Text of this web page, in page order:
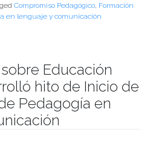
Compromiso Pedagógico, Formación
en lenguaje y comunicación
Educación
hito de Inicio de
Pedagogía en